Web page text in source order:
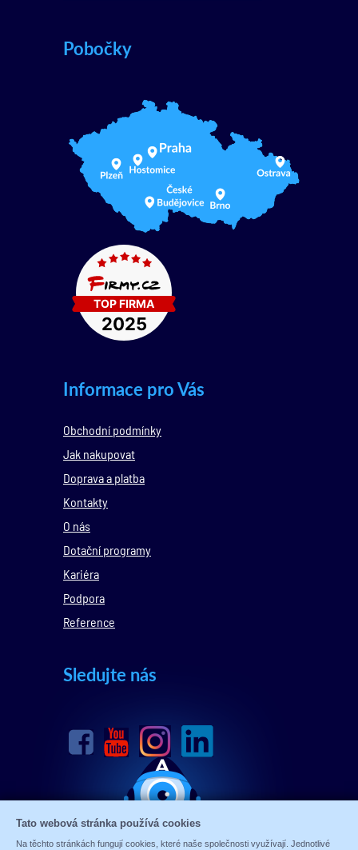
Pobočky
Informace pro Vás
Obchodní podmínky
Jak nakupovat
Doprava a platba
Kontakty
O nás
Dotační programy
Kariéra
Podpora
Reference
Sledujte nás
Tato webová stránka používá cookies
Na těchto stránkách fungují cookies, které naše společnosti využívají. Jednotlivé